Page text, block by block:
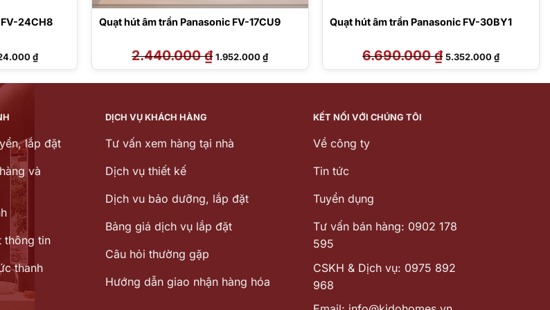
24CH8
₫Giá
hiện
tại
2.624.000 ₫.
Quạt hút âm trần Panasonic FV-17CU9
2.440.000₫ Giá
gốc
là:
1.952.000₫Giá
hiện
tại
1.952.000 ₫.
Quạt hút âm trần Panasonic FV-30BY1
6.690.000₫ Giá
gốc
là:
5.352.000₫Giá
hiện
tại
5.352.000
lắp đặt
và
thông tin
thanh
DỊCH VỤ KHÁCH HÀNG
Tư vấn xem hàng tại nhà
Dịch vụ thiết kế
Dịch vu bảo dưỡng, lắp đặt
Bảng giá dịch vụ lắp đặt
Câu hỏi thường gặp
Hướng dẫn giao nhận hàng hóa
KẾT NỐI VỚI CHÚNG TÔI
Về công ty
Tin tức
Tuyển dụng
Tư vấn bán hàng: 0902 178
595
CSKH & Dịch vụ: 0975 892
968